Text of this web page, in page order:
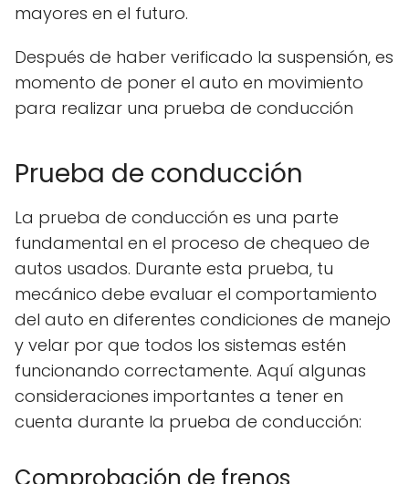
mayores en el futuro.
Después de haber verificado la suspensión, es
momento de poner el auto en movimiento
para realizar una prueba de conducción
Prueba de conducción
La prueba de conducción es una parte
fundamental en el proceso de chequeo de
autos usados. Durante esta prueba, tu
mecánico debe evaluar el comportamiento
del auto en diferentes condiciones de manejo
y velar por que todos los sistemas estén
funcionando correctamente. Aquí algunas
consideraciones importantes a tener en
cuenta durante la prueba de conducción:
Comprobación de frenos